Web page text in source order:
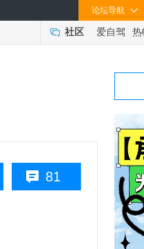
论坛导航
社区 爱自驾 热
81